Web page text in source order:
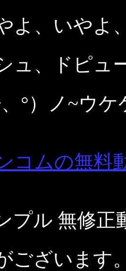
よ、いやよ
ュ、ドピュ
°）ノ~ウケ
コムの無料
プル 無修正
ございます